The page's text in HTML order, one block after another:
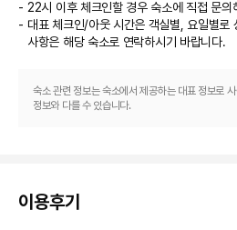
22시 이후 체크인할 경우 숙소에 직접 문의
대표 체크인/아웃 시간은 객실별, 요일별로
사항은 해당 숙소로 연락하시기 바랍니다.
숙소 관련 정보는 숙소에서 제공하는 대표 정보로
정보와 다를 수 있습니다.
이용후기